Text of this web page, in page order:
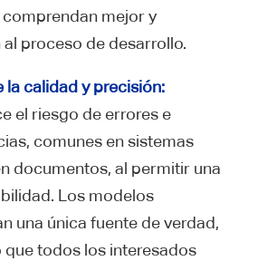
mejor y
proceso de desarrollo.
la calidad y precisión:
el riesgo de errores e
comunes en sistemas
documentos, al permitir una
Los modelos
una única fuente de verdad,
que todos los interesados